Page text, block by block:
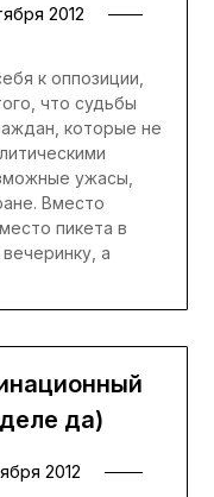
2012
к оппозиции,
что судьбы
которые не
ужасы,
Вместо
пикета в
а
да)
2012